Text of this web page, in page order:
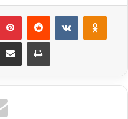
PinterestReddit VKontakte
Compartir por correo electrónicoImprimir